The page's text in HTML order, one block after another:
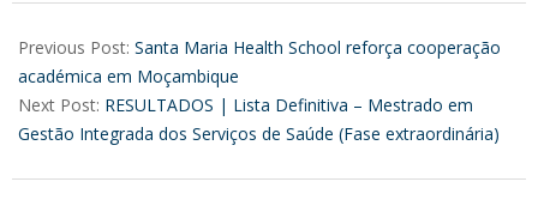
04-
17
Previous Post: Santa Maria Health School reforça cooperação
académica em Moçambique
Next Post: RESULTADOS | Lista Definitiva – Mestrado em
Gestão Integrada dos Serviços de Saúde (Fase extraordinária)